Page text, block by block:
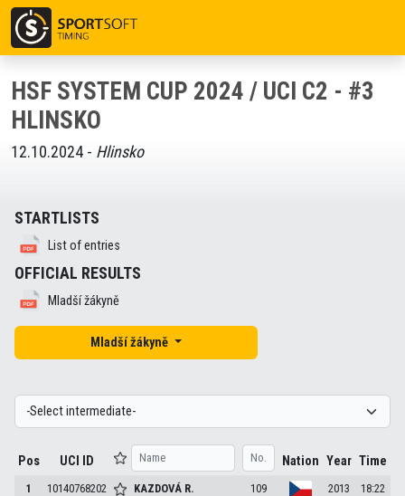
HSF SYSTEM CUP 2024 / UCI C2 - #3
HLINSKO
12.10.2024 - Hlinsko
STARTLISTS
List of entries
OFFICIAL RESULTS
Mladší žákyně
Mladší žákyně
Pos UCI ID Nation Year Time
1 10140768202 KAZDOVÁ R. 109 2013
18:22